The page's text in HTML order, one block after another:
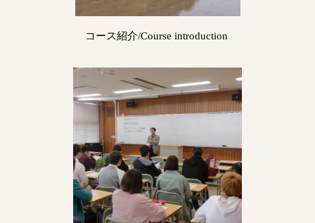
コース紹介/Course introduction